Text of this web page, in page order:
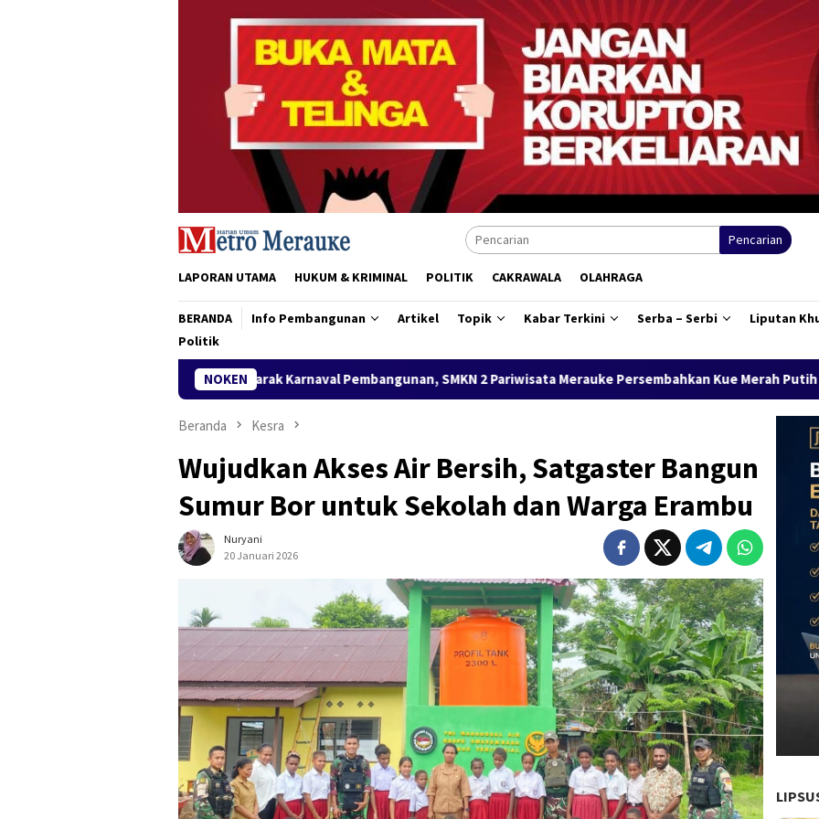
Pencarian
LAPORAN UTAMA HUKUM & KRIMINAL POLITIK CAKRAWALA OLAHRAGA
BERANDA Info Pembangunan Artikel Topik Kabar Terkini Serba – Serbi
Liputan
Politik
NOKEN
Semarak Karnaval Pembangunan, SMKN 2 Pariwisata Merauke Persembahkan Kue Merah Putih Karya Siswa untuk Wabup
Beranda Kesra
​Wujudkan Akses Air Bersih, Satgaster Bangun
Sumur Bor untuk Sekolah dan Warga Erambu
Nuryani
20 Januari 2026